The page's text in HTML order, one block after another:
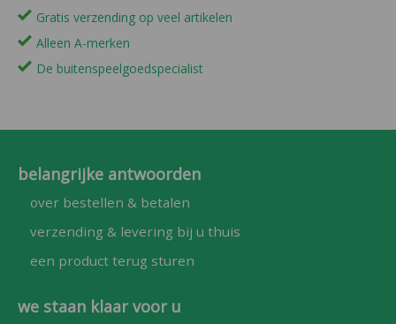
Gratis verzending op veel artikelen
Alleen A-merken
De buitenspeelgoedspecialist
belangrijke antwoorden
over bestellen & betalen
verzending & levering bij u thuis
een product terug sturen
we staan klaar voor u